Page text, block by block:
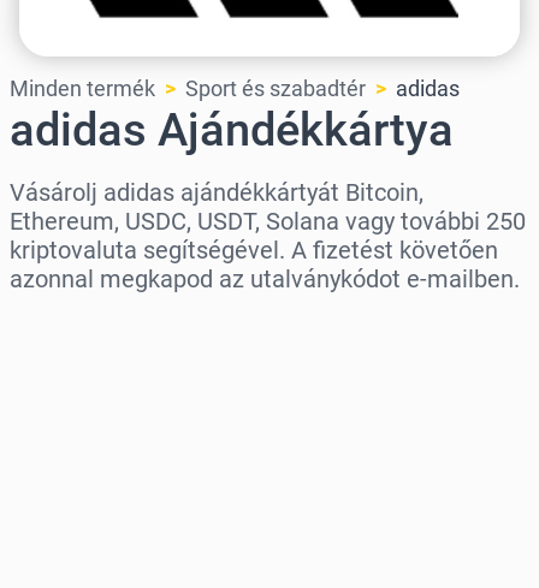
Minden termék Sport és szabadtér adidas
adidas Ajándékkártya
Vásárolj adidas ajándékkártyát Bitcoin,
Ethereum, USDC, USDT, Solana vagy további 250
kriptovaluta segítségével. A fizetést követően
azonnal megkapod az utalványkódot e-mailben.